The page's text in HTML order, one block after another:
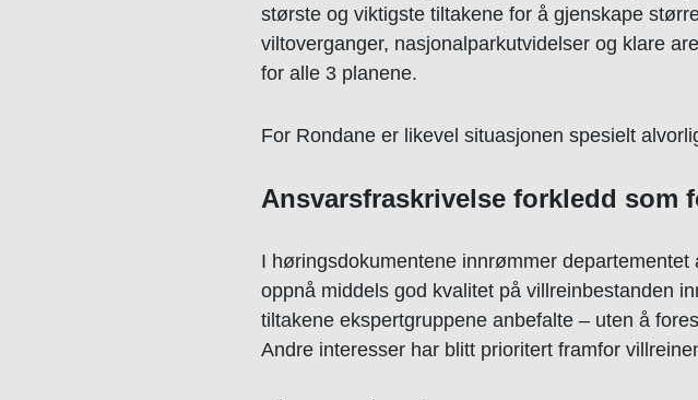
største og viktigste tiltakene for å gjenskape
viltoverganger, nasjonalparkutvidelser og klare
for alle 3 planene.
For Rondane er likevel situasjonen spesielt
Ansvarsfraskrivelse forkledd som
I høringsdokumentene innrømmer
oppnå middels god kvalitet på villreinbestanden
tiltakene ekspertgruppene anbefalte – uten å
Andre interesser har blitt prioritert framfor